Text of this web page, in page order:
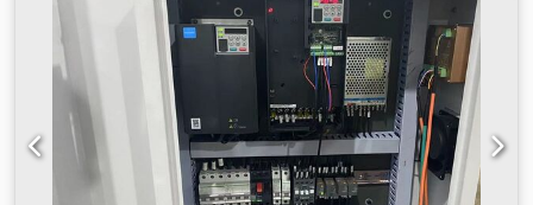
prensarse mejor en balas. Fabricante desconocido Tipo
desconocido Año de construcción desconocido
Dimensiones de la mesa de alimentación de bobinas
Anchura interior del portarrollos 2.195 mm Altura interior
del portarrollos 465 mm Dimensiones totales de transporte
de la mesa de alimentación 2.650 x 1.300 x 2.150 mm
(ancho x alto x fondo) Dimensiones del cortador de rodillos
Anchura interior del eje de corte 2.250 mm Dimensiones